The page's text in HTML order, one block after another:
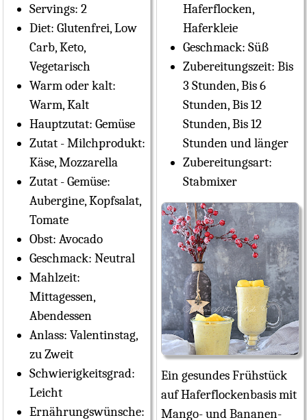
Servings: 2
Diet: Glutenfrei, Low
Carb, Keto,
Vegetarisch
Warm oder kalt:
Warm, Kalt
Hauptzutat: Gemüse
Zutat - Milchprodukt:
Käse, Mozzarella
Zutat - Gemüse:
Aubergine, Kopfsalat,
Tomate
Obst: Avocado
Geschmack: Neutral
Mahlzeit:
Mittagessen,
Abendessen
Anlass: Valentinstag,
zu Zweit
Schwierigkeitsgrad:
Leicht
Ernährungswünsche:
Haferflocken,
Haferkleie
Geschmack: Süß
Zubereitungszeit: Bis
3 Stunden, Bis 6
Stunden, Bis 12
Stunden, Bis 12
Stunden und länger
Zubereitungsart:
Stabmixer
Ein gesundes Frühstück
auf Haferflockenbasis mit
Mango- und Bananen-